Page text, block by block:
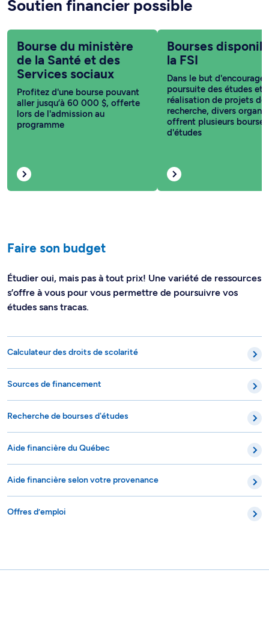
Soutien financier possible
Bourse du ministère
de la Santé et des
Services sociaux
Profitez d'une bourse pouvant
aller jusqu’à 60 000 $, offerte
lors de l'admission au
programme
Bourses
la FSI
Dans le but
poursuite des études et
réalisation de projets de
recherche, divers
offrent plusieurs bourses
d'études
Faire son budget
Étudier oui, mais pas à tout prix! Une variété de ressources
s’offre à vous pour vous permettre de poursuivre vos
études sans tracas.
Calculateur des droits de scolarité
Sources de financement
Recherche de bourses d'études
Aide financière du Québec
Aide financière selon votre provenance
Offres d’emploi